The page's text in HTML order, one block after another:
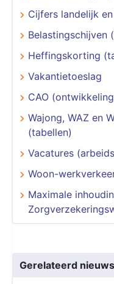
Cijfers landelijk
Belastingschijven
Heffingskorting
Vakantietoeslag
CAO
Wajong, WAZ en
(tabellen)
Vacatures
Woon-
Maximale
Gerelateerd